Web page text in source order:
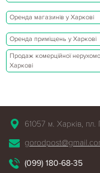
Оренда магазинів у Харкові
Оренда приміщень у Харкові
Продаж комерційної
Харкові
61057 м. Харків, пл.
(099) 180-68-35